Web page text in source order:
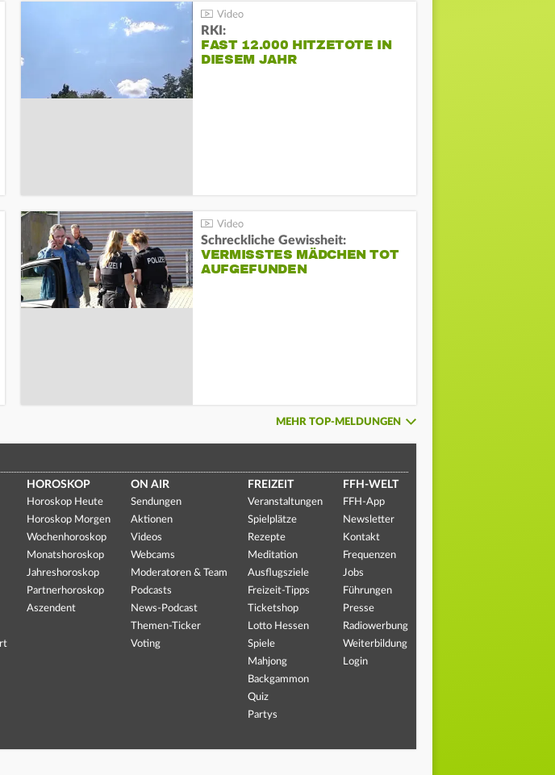
RKI:
FAST 12.000 HITZETOTE IN
DIESEM JAHR
Schreckliche Gewissheit:
VERMISSTES MÄDCHEN TOT
AUFGEFUNDEN
MEHR TOP-MELDUNGEN
HOROSKOP
Horoskop Heute
Horoskop Morgen
Wochenhoroskop
Monatshoroskop
Jahreshoroskop
Partnerhoroskop
Aszendent
ON AIR
Sendungen
Aktionen
Videos
Webcams
Moderatoren & Team
Podcasts
News-Podcast
Themen-Ticker
Voting
FREIZEIT
Veranstaltungen
Spielplätze
Rezepte
Meditation
Ausflugsziele
Freizeit-Tipps
Ticketshop
Lotto Hessen
Spiele
Mahjong
Backgammon
Quiz
Partys
FFH-WELT
FFH-App
Newsletter
Kontakt
Frequenzen
Jobs
Führungen
Presse
Radiowerbung
Weiterbildung
Login